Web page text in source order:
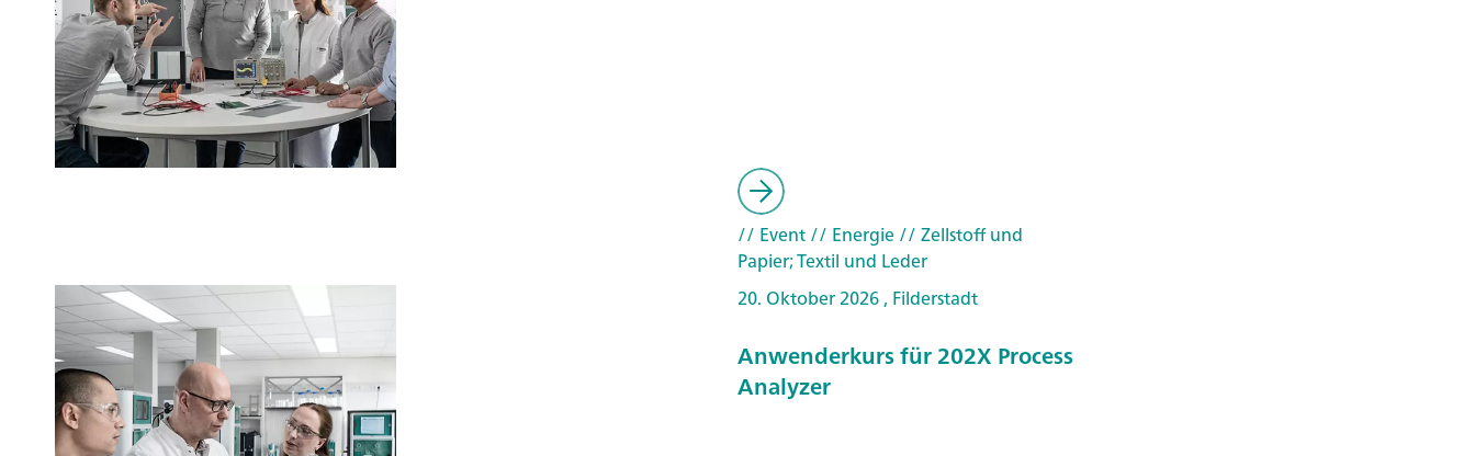
// Event// Energie// Zellstoff und
Papier; Textil und Leder
20. Oktober 2026 , Filderstadt
Anwenderkurs für 202X Process
Analyzer